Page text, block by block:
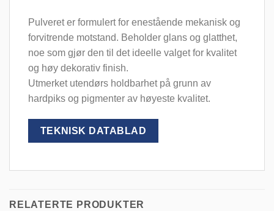
Pulveret er formulert for enestående mekanisk og
forvitrende motstand. Beholder glans og glatthet,
noe som gjør den til det ideelle valget for kvalitet
og høy dekorativ finish.
Utmerket utendørs holdbarhet på grunn av
hardpiks og pigmenter av høyeste kvalitet.
TEKNISK DATABLAD
RELATERTE PRODUKTER